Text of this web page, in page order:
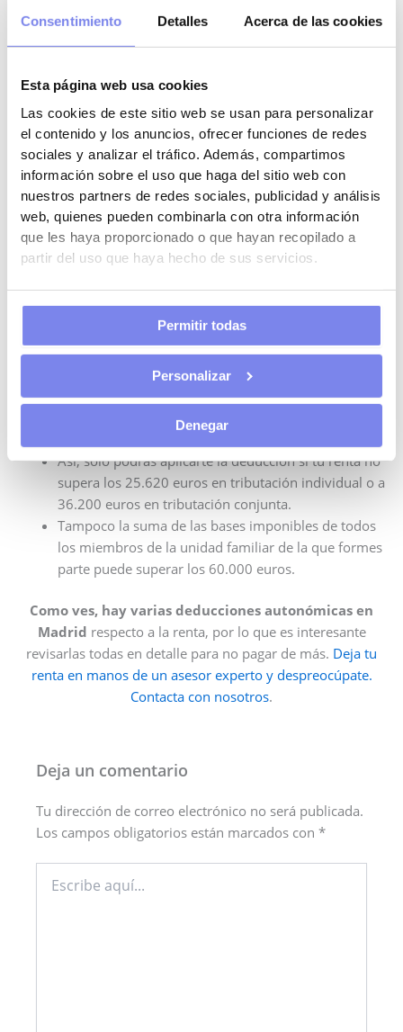
Consentimiento Detalles Acerca de las cookies
Esta página web usa cookies
Las cookies de este sitio web se usan para personalizar
el contenido y los anuncios, ofrecer funciones de redes
sociales y analizar el tráfico. Además, compartimos
información sobre el uso que haga del sitio web con
nuestros partners de redes sociales, publicidad y análisis
web, quienes pueden combinarla con otra información
que les haya proporcionado o que hayan recopilado a
partir del uso que haya hecho de sus servicios.
Permitir todas
Personalizar
Denegar
Desde 2018, si tuvieras más de 35 años, pero menos de
40, y has estado en situación de desempleo y con al menos
deducción.
12 .Depósito de la fianza
Si quieres aplicarte esta deducción tienes que acreditar el
depósito de la fianza correspondiente al alquiler en la
Agencia Social de la Vivienda de la Comunidad de
Madrid.
Lo puedes acreditar mediante una copia del resguardo de
la denuncia presentada ante dicho organismo por haberse
negado el propietario a entregar copia del resguardo.
No obstante existen unos límites de renta en cuanto a las
deducciones autonómicas de la renta en Madrid.
Así, sólo podrás aplicarte la deducción si tu renta no
supera los 25.620 euros en tributación individual o a
36.200 euros en tributación conjunta.
Tampoco la suma de las bases imponibles de todos
los miembros de la unidad familiar de la que formes
parte puede superar los 60.000 euros.
Como ves, hay varias deducciones autonómicas en
Madrid respecto a la renta, por lo que es interesante
revisarlas todas en detalle para no pagar de más. Deja tu
renta en manos de un asesor experto y despreocúpate.
Contacta con nosotros.
Deja un comentario
Tu dirección de correo electrónico no será publicada.
Los campos obligatorios están marcados con *
aquí...